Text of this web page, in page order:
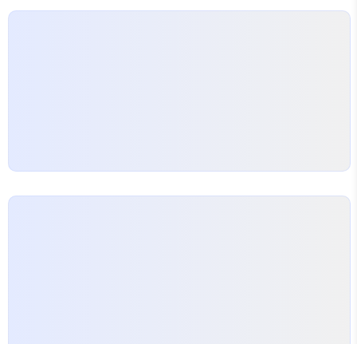
operator to check if a value is NULL or not.